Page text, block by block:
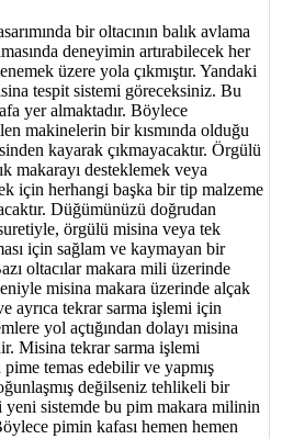
bir oltacının balık avlama
deneyimin artırabilecek her
üzere yola çıkmıştır. Yandaki
tespit sistemi göreceksiniz. Bu
yer almaktadır. Böylece
makinelerin bir kısmında olduğu
kayarak çıkmayacaktır. Örgülü
makarayı desteklemek veya
için herhangi başka bir tip malzeme
Düğümünüzü doğrudan
örgülü misina veya tek
için sağlam ve kaymayan bir
oltacılar makara mili üzerinde
misina makara üzerinde alçak
ayrıca tekrar sarma işlemi için
yol açtığından dolayı misina
Misina tekrar sarma işlemi
pime temas edebilir ve yapmış
değilseniz tehlikeli bir
sistemde bu pim makara milinin
pimin kafası hemen hemen